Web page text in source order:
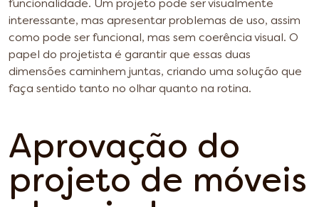
funcionalidade. Um projeto pode ser visualmente
interessante, mas apresentar problemas de uso, assim
como pode ser funcional, mas sem coerência visual. O
papel do projetista é garantir que essas duas
dimensões caminhem juntas, criando uma solução que
faça sentido tanto no olhar quanto na rotina.
Aprovação do
projeto de móveis